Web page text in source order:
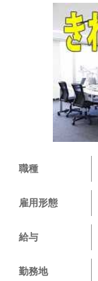
職種
雇用形態
給与
勤務地